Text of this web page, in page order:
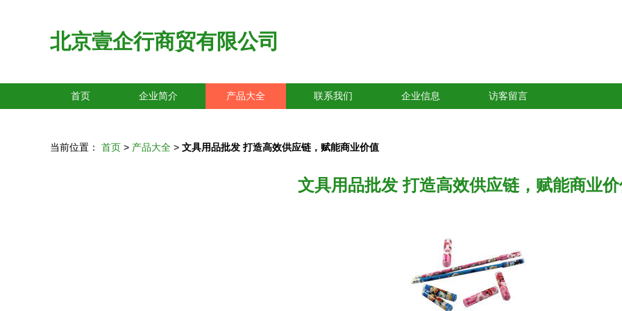
北京壹企行商贸有限公司
首页 企业简介 产品大全 联系我们 企业信息 访客留言
当前位置： 首页 > 产品大全 > 文具用品批发 打造高效供应链，赋能商业价值
文具用品批发 打造高效供应链，赋能商业